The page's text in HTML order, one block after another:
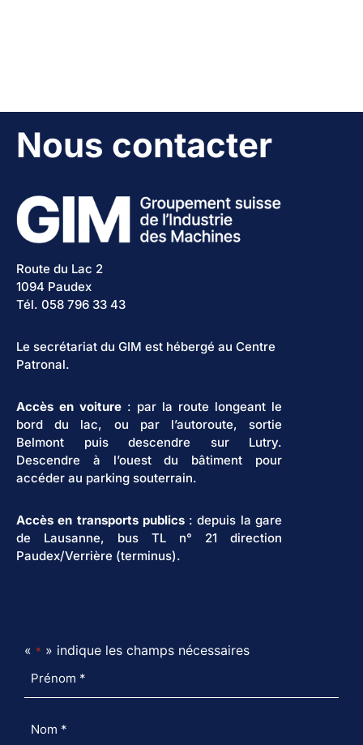
Nous contacter
Route du Lac 2
1094 Paudex
Tél. 058 796 33 43
Le secrétariat du GIM est hébergé au Centre
Patronal.
Accès en voiture : par la route longeant le
bord du lac, ou par l’autoroute, sortie
Belmont puis descendre sur Lutry.
Descendre à l’ouest du bâtiment pour
accéder au parking souterrain.
Accès en transports publics: depuis la gare
de Lausanne, bus TL n° 21 direction
Paudex/Verrière (terminus).
« * » indique les champs nécessaires